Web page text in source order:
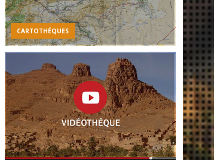
CARTOTHÉQUES